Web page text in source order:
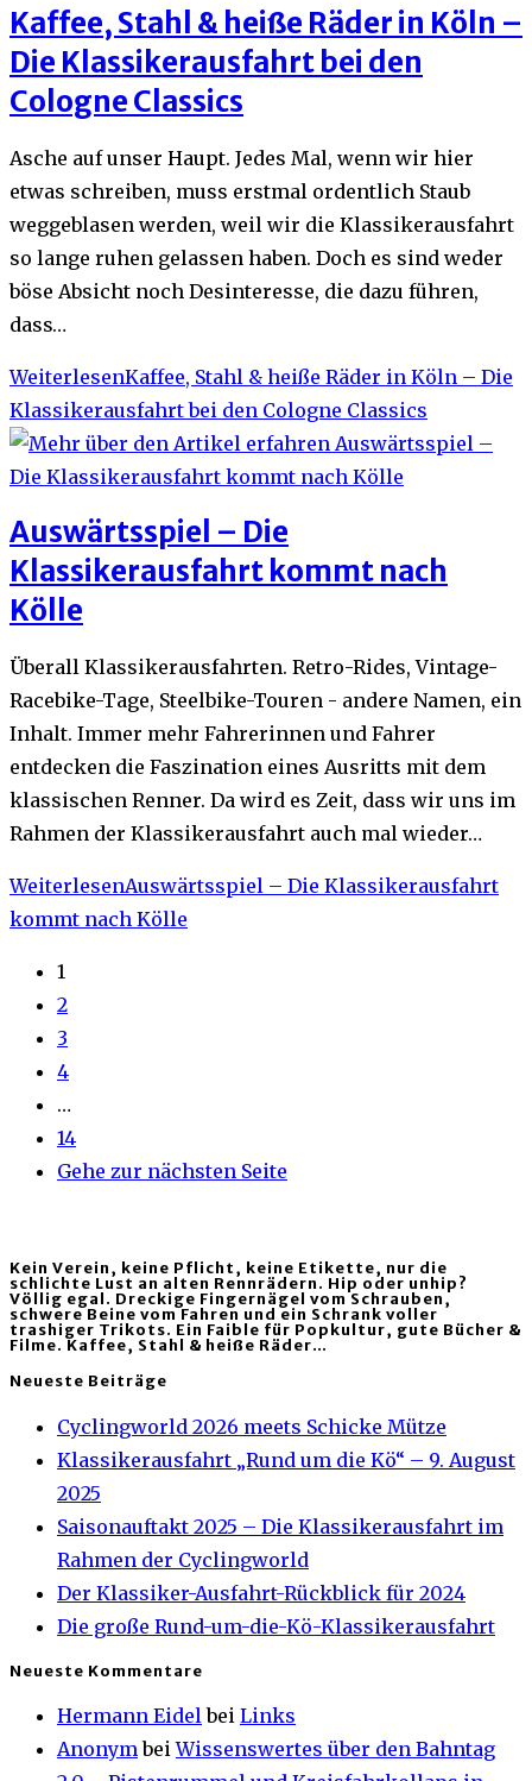
Kaffee, Stahl & heiße Räder in Köln –
Die Klassikerausfahrt bei den
Cologne Classics
Asche auf unser Haupt. Jedes Mal, wenn wir hier
etwas schreiben, muss erstmal ordentlich Staub
weggeblasen werden, weil wir die Klassikerausfahrt
so lange ruhen gelassen haben. Doch es sind weder
böse Absicht noch Desinteresse, die dazu führen,
dass…
WeiterlesenKaffee, Stahl & heiße Räder in Köln – Die
Klassikerausfahrt bei den Cologne Classics
Auswärtsspiel – Die
Klassikerausfahrt kommt nach
Kölle
Überall Klassikerausfahrten. Retro-Rides, Vintage-
Racebike-Tage, Steelbike-Touren - andere Namen, ein
Inhalt. Immer mehr Fahrerinnen und Fahrer
entdecken die Faszination eines Ausritts mit dem
klassischen Renner. Da wird es Zeit, dass wir uns im
Rahmen der Klassikerausfahrt auch mal wieder…
WeiterlesenAuswärtsspiel – Die Klassikerausfahrt
kommt nach Kölle
1
2
3
4
…
14
Gehe zur nächsten Seite
Kein Verein, keine Pflicht, keine Etikette, nur die
schlichte Lust an alten Rennrädern. Hip oder unhip?
Völlig egal. Dreckige Fingernägel vom Schrauben,
schwere Beine vom Fahren und ein Schrank voller
trashiger Trikots. Ein Faible für Popkultur, gute Bücher &
Filme. Kaffee, Stahl & heiße Räder…
Neueste Beiträge
Cyclingworld 2026 meets Schicke Mütze
Klassikerausfahrt „Rund um die Kö“ – 9. August
2025
Saisonauftakt 2025 – Die Klassikerausfahrt im
Rahmen der Cyclingworld
Der Klassiker-Ausfahrt-Rückblick für 2024
Die große Rund-um-die-Kö-Klassikerausfahrt
Neueste Kommentare
Hermann Eidelbei Links
AnonymbeiWissenswertes über den Bahntag